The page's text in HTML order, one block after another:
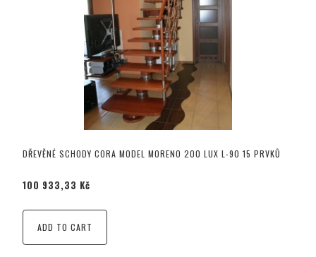
DŘEVĚNÉ SCHODY CORA MODEL MORENO 200 LUX L-90 15 PRVKŮ
100 933,33 Kč
ADD TO CART